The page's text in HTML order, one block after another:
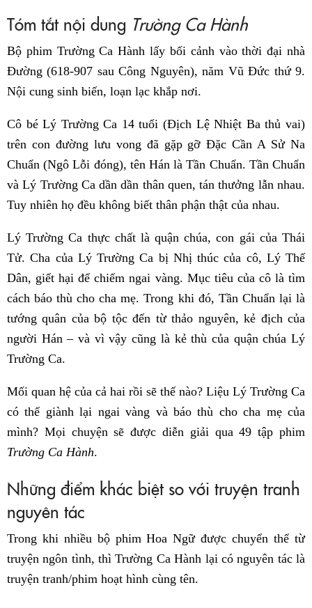
Tóm tắt nội dung Trường Ca Hành
Bộ phim Trường Ca Hành lấy bối cảnh vào thời đại nhà
Đường (618-907 sau Công Nguyên), năm Vũ Đức thứ 9.
Nội cung sinh biến, loạn lạc khắp nơi.
Cô bé Lý Trường Ca 14 tuổi (Địch Lệ Nhiệt Ba thủ vai)
trên con đường lưu vong đã gặp gỡ Đặc Cần A Sử Na
Chuẩn (Ngô Lỗi đóng), tên Hán là Tần Chuẩn. Tần Chuẩn
và Lý Trường Ca dần dần thân quen, tán thưởng lẫn nhau.
Tuy nhiên họ đều không biết thân phận thật của nhau.
Lý Trường Ca thực chất là quận chúa, con gái của Thái
Tử. Cha của Lý Trường Ca bị Nhị thúc của cô, Lý Thế
Dân, giết hại để chiếm ngai vàng. Mục tiêu của cô là tìm
cách báo thù cho cha mẹ. Trong khi đó, Tần Chuẩn lại là
tướng quân của bộ tộc đến từ thảo nguyên, kẻ địch của
người Hán – và vì vậy cũng là kẻ thù của quận chúa Lý
Trường Ca.
Mối quan hệ của cả hai rồi sẽ thế nào? Liệu Lý Trường Ca
có thể giành lại ngai vàng và báo thù cho cha mẹ của
mình? Mọi chuyện sẽ được diễn giải qua 49 tập phim
Trường Ca Hành.
Những điểm khác biệt so với truyện tranh
nguyên tác
Trong khi nhiều bộ phim Hoa Ngữ được chuyển thể từ
truyện ngôn tình, thì Trường Ca Hành lại có nguyên tác là
truyện tranh/phim hoạt hình cùng tên.